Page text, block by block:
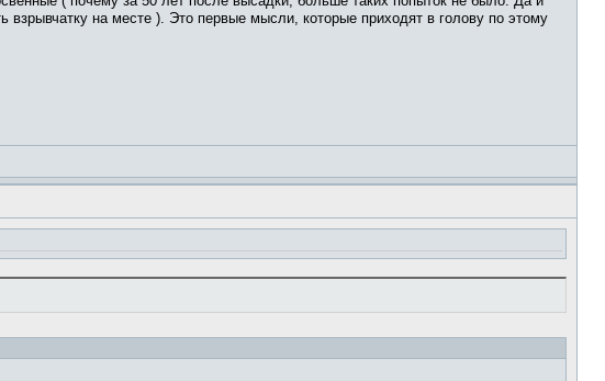
на месте ). Это первые мысли, которые приходят в голову по этому